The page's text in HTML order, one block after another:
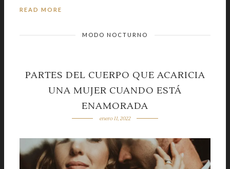
READ MORE
MODO NOCTURNO
PARTES DEL CUERPO QUE ACARICIA
UNA MUJER CUANDO ESTÁ
ENAMORADA
enero 11, 2022